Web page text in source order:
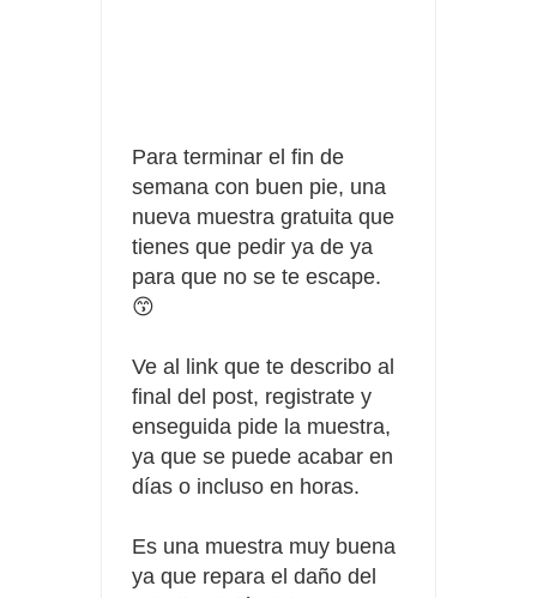
Para terminar el fin de
semana con buen pie, una
nueva muestra gratuita que
tienes que pedir ya de ya
para que no se te escape.
😙
Ve al link que te describo al
final del post, registrate y
enseguida pide la muestra,
ya que se puede acabar en
días o incluso en horas.
Es una muestra muy buena
ya que repara el daño del